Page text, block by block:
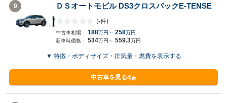
9 ＤＳオートモビル DS3クロスバックE-TENSE
(-件)
中古車相場： 188万円～ 258万円
新車時価格： 534万円～ 559.3万円
▼ 特徴・ボディサイズ・排気量・燃費を表示する
中古車を見る4台